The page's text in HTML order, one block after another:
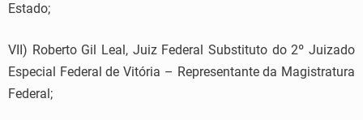
Estado;
VII) Roberto Gil Leal, Juiz Federal Substituto do 2º Juizado
Especial Federal de Vitória – Representante da Magistratura
Federal;